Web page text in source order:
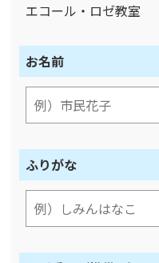
エコール・ロゼ教室
お名前
ふりがな